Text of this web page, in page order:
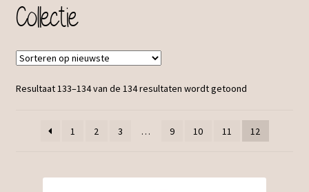
Collectie
Resultaat 133–134 van de 134 resultaten wordt getoond
1 2 3 … 9 10 11 12